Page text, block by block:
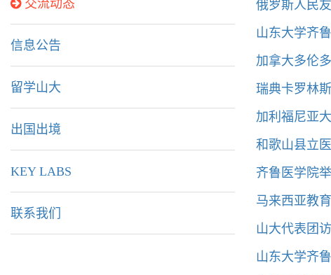
交流动态
信息公告
留学山大
出国出境
KEY LABS
联系我们
俄罗斯人民
山东大学齐
加拿大多伦
瑞典卡罗林
加利福尼亚
和歌山县立
齐鲁医学院
马来西亚教
山大代表团
山东大学齐